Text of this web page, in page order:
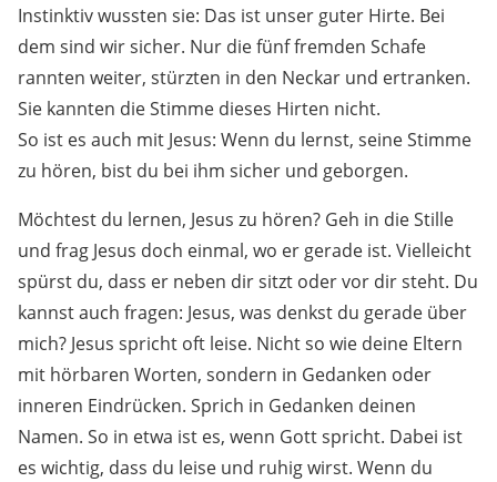
Instinktiv wussten sie: Das ist unser guter Hirte. Bei
dem sind wir sicher. Nur die fünf fremden Schafe
rannten weiter, stürzten in den Neckar und ertranken.
Sie kannten die Stimme dieses Hirten nicht.
So ist es auch mit Jesus: Wenn du lernst, seine Stimme
zu hören, bist du bei ihm sicher und geborgen.
Möchtest du lernen, Jesus zu hören? Geh in die Stille
und frag Jesus doch einmal, wo er gerade ist. Vielleicht
spürst du, dass er neben dir sitzt oder vor dir steht. Du
kannst auch fragen: Jesus, was denkst du gerade über
mich? Jesus spricht oft leise. Nicht so wie deine Eltern
mit hörbaren Worten, sondern in Gedanken oder
inneren Eindrücken. Sprich in Gedanken deinen
Namen. So in etwa ist es, wenn Gott spricht. Dabei ist
es wichtig, dass du leise und ruhig wirst. Wenn du